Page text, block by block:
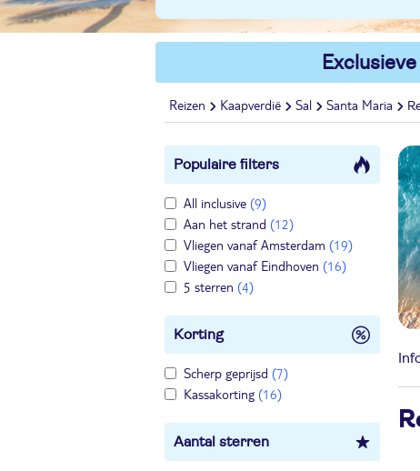
Reizen Kaapverdië Sal Santa Maria
Populaire filters
All inclusive (9)
Aan het strand (12)
Vliegen vanaf Amsterdam (19)
Vliegen vanaf Eindhoven (16)
5 sterren (4)
Korting
Scherp geprijsd (7)
Kassakorting (16)
Aantal sterren